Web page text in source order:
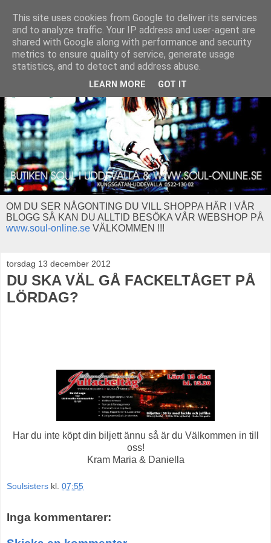
OM DU SER NÅGONTING DU VILL SHOPPA HÄR I VÅR
BLOGG SÅ KAN DU ALLTID BESÖKA VÅR WEBSHOP PÅ
www.soul-online.se VÄLKOMMEN !!!
torsdag 13 december 2012
DU SKA VÄL GÅ FACKELTÅGET PÅ
LÖRDAG?
Har du inte köpt din biljett ännu så är du Välkommen in till
oss!
Kram Maria & Daniella
Soulsisters kl. 07:55
Inga kommentarer:
This site uses cookies from Google to deliver its services
and to analyze traffic. Your IP address and user-agent are
shared with Google along with performance and security
metrics to ensure quality of service, generate usage
statistics, and to detect and address abuse.
LEARN MORE GOT IT